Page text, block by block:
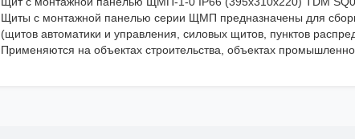
Щиты с монтажной панелью серии ЩМП предназначены для
(щитов автоматики и управления, силовых щитов, пунктов
Применяются на объектах строительства, объектах